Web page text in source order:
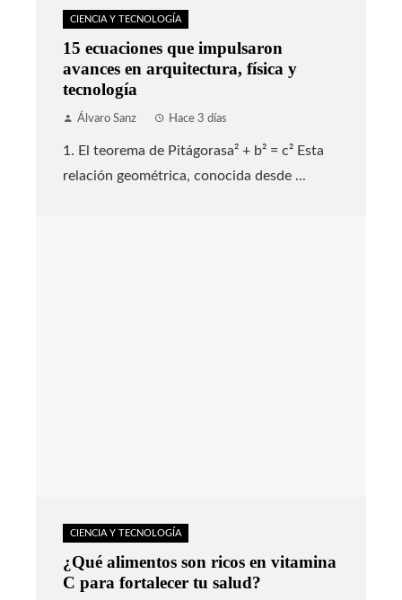
CIENCIA Y TECNOLOGÍA
15 ecuaciones que impulsaron
avances en arquitectura, física y
tecnología
Álvaro Sanz Hace 3 días
1. El teorema de Pitágorasa² + b² = c² Esta
relación geométrica, conocida desde ...
CIENCIA Y TECNOLOGÍA
¿Qué alimentos son ricos en vitamina
C para fortalecer tu salud?